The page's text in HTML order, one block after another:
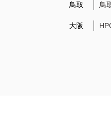
鳥取 鳥
大阪